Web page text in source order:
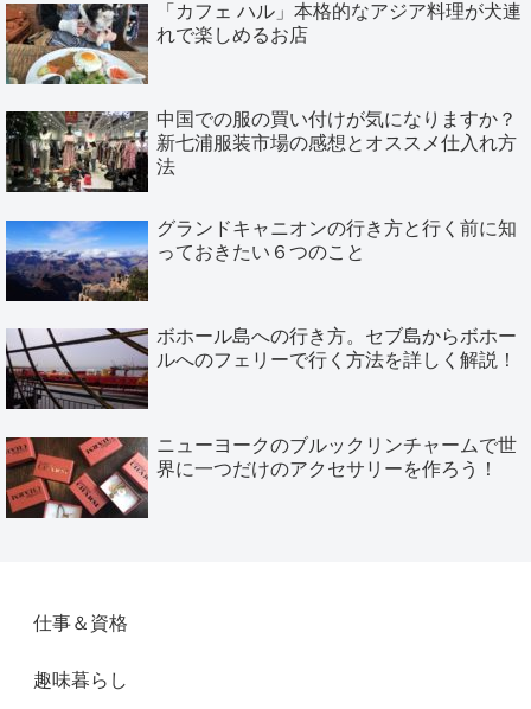
「カフェ ハル」本格的なアジア料理が犬連
れで楽しめるお店
中国での服の買い付けが気になりますか？
新七浦服装市場の感想とオススメ仕入れ方
法
グランドキャニオンの行き方と行く前に知
っておきたい６つのこと
ボホール島への行き方。セブ島からボホー
ルへのフェリーで行く方法を詳しく解説！
ニューヨークのブルックリンチャームで世
界に一つだけのアクセサリーを作ろう！
仕事＆資格
趣味暮らし